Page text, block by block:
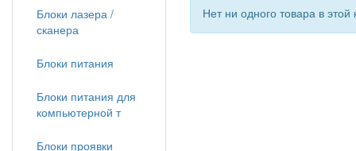
Нет ни одного товара в этой
Блоки лазера /
сканера
Блоки питания
Блоки питания для
компьютерной т
Блоки проявки